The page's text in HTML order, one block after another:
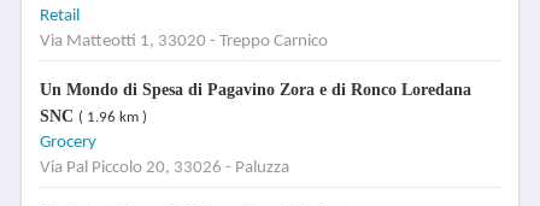
Retail
Via Matteotti 1, 33020 - Treppo Carnico
Un Mondo di Spesa di Pagavino Zora e di Ronco Loredana
SNC ( 1.96 km )
Grocery
Via Pal Piccolo 20, 33026 - Paluzza